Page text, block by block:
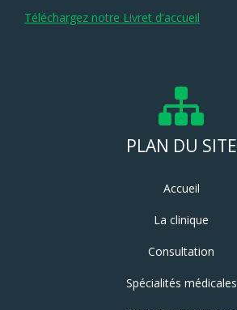
Téléchargez notre Livret d'accueil
PLAN DU SITE
Accueil
La clinique
Consultation
Spécialités médicales